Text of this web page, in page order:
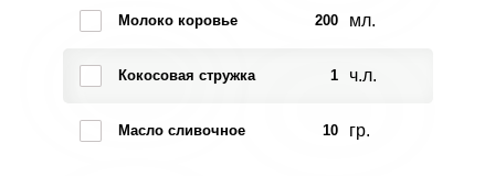
Молоко коровье 200 мл.
Кокосовая стружка 1 ч.л.
Масло сливочное 10 гр.